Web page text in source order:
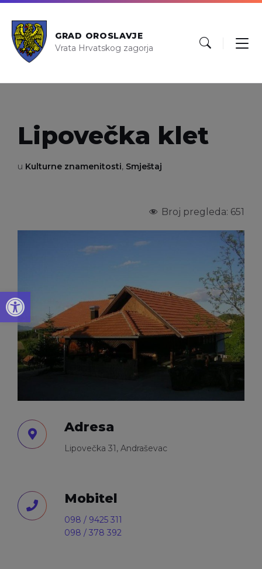
Open toolbar
GRAD OROSLAVJE
Vrata Hrvatskog zagorja
Lipovečka klet
u Kulturne znamenitosti, Smještaj
Broj pregleda: 651
Adresa
Lipovečka 31, Andraševac
Mobitel
098 / 9425 311
098 / 378 392